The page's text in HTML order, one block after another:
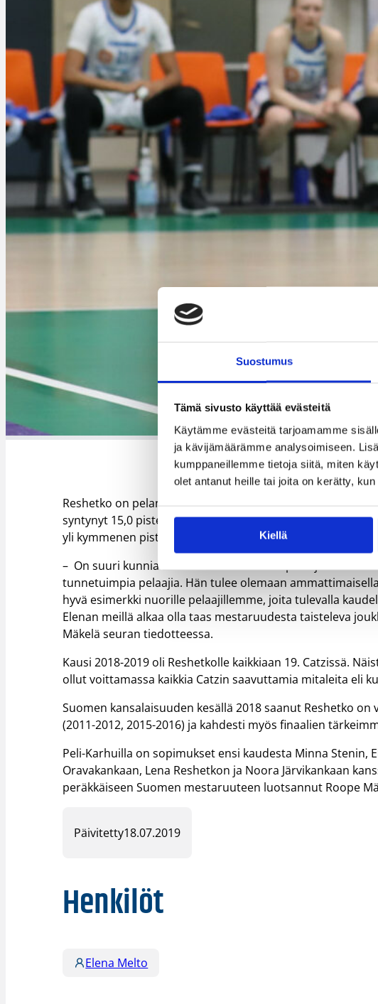
Suostumus
Tämä sivusto käyttää evästeitä
Käytämme evästeitä tarjoamamme
ja kävijämäärämme analysoimiseen.
kumppaneillemme tietoja siitä, miten
olet antanut heille tai joita on kerätty,
Kiellä
Reshetko on pelannut urallaan naisten Korisliigassa
syntynyt 15,0 pistettä ja 8,2 levypalloa ottelua kohden.
yli kymmenen pistettä.
– On suuri kunnia saada Elenan tasoinen pelaaja PeKaan.
tunnetuimpia pelaajia. Hän tulee olemaan
hyvä esimerkki nuorille pelaajillemme, joita tulevalla
Elenan meillä alkaa olla taas mestaruudesta taisteleva
Mäkelä seuran tiedotteessa.
Kausi 2018-2019 oli Reshetkolle kaikkiaan 19. Catzissä.
ollut voittamassa kaikkia Catzin saavuttamia mitaleita eli
Suomen kansalaisuuden kesällä 2018 saanut Reshetko
(2011-2012, 2015-2016) ja kahdesti myös finaalien
Peli-Karhuilla on sopimukset ensi kaudesta Minna Stenin,
Oravakankaan, Lena Reshetkon ja Noora Järvikankaan
peräkkäiseen Suomen mestaruuteen luotsannut Roope
Päivitetty18.07.2019
Henkilöt
Elena Melto